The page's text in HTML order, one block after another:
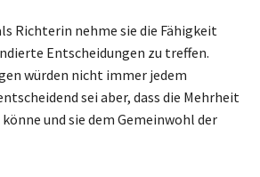
Richterin nehme sie die Fähigkeit
Entscheidungen zu treffen.
würden nicht immer jedem
sei aber, dass die Mehrheit
und sie dem Gemeinwohl der